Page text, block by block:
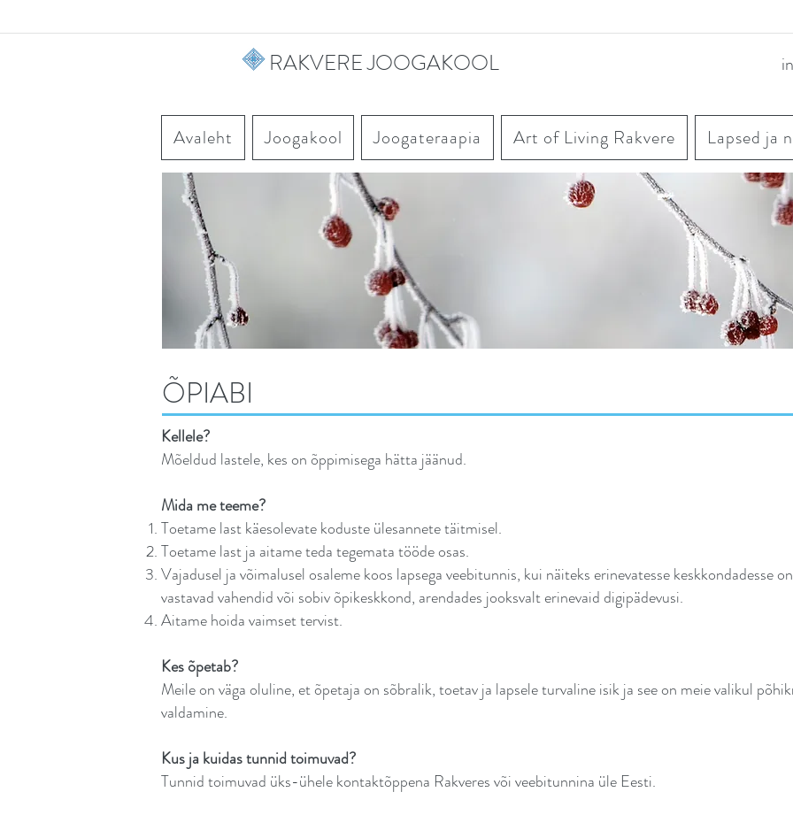
RAKVERE JOOGAKOOL
Avaleht
Joogakool Joogateraapia Art of Living Rakvere Lapsed ja
ÕPIABI
Kellele?
Mõeldud lastele, kes on õppimisega hätta jäänud.
Mida me teeme?
Toetame last käesolevate koduste ülesannete täitmisel.
Toetame last ja aitame teda tegemata tööde osas.
Vajadusel ja võimalusel osaleme koos lapsega veebitunnis, kui näiteks erinevatesse keskkondadesse
vastavad vahendid või sobiv õpikeskkond, arendades jooksvalt erinevaid digipädevusi.
Aitame hoida vaimset tervist.
Kes õpetab?
Meile on väga oluline, et õpetaja on sõbralik, toetav ja lapsele turvaline isik ja see on meie valikul
valdamine.
Kus ja kuidas tunnid toimuvad?
Tunnid toimuvad üks-ühele kontaktõppena Rakveres või veebitunnina üle Eesti.